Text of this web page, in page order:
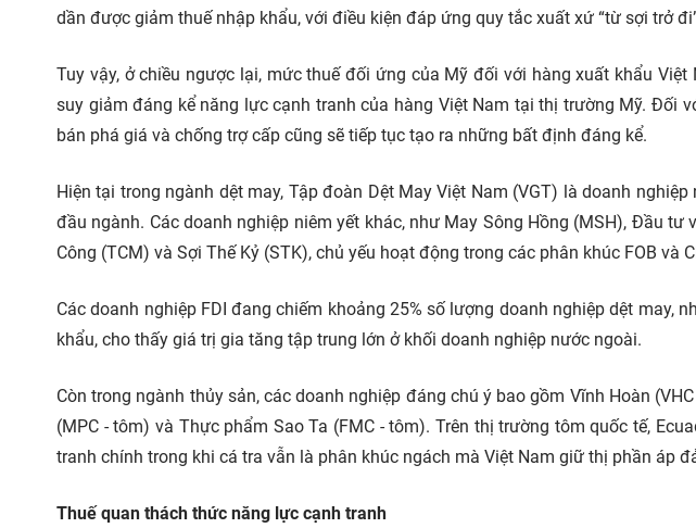
dần được giảm thuế nhập khẩu, với điều kiện đáp ứng quy tắc xuất xứ “từ sợi trở
Tuy vậy, ở chiều ngược lại, mức thuế đối ứng của Mỹ đối với hàng xuất khẩu
suy giảm đáng kể năng lực cạnh tranh của hàng Việt Nam tại thị trường Mỹ. Đối
bán phá giá và chống trợ cấp cũng sẽ tiếp tục tạo ra những bất định đáng kể.
Hiện tại trong ngành dệt may, Tập đoàn Dệt May Việt Nam (VGT) là doanh
đầu ngành. Các doanh nghiệp niêm yết khác, như May Sông Hồng (MSH), Đầu tư
Công (TCM) và Sợi Thế Kỷ (STK), chủ yếu hoạt động trong các phân khúc FOB và
Các doanh nghiệp FDI đang chiếm khoảng 25% số lượng doanh nghiệp dệt may,
khẩu, cho thấy giá trị gia tăng tập trung lớn ở khối doanh nghiệp nước ngoài.
Còn trong ngành thủy sản, các doanh nghiệp đáng chú ý bao gồm Vĩnh Hoàn
(MPC - tôm) và Thực phẩm Sao Ta (FMC - tôm). Trên thị trường tôm quốc tế,
tranh chính trong khi cá tra vẫn là phân khúc ngách mà Việt Nam giữ thị phần áp
Thuế quan thách thức năng lực cạnh tranh